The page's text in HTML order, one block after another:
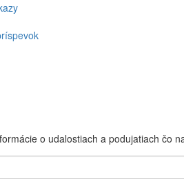
o udalostiach a podujatiach čo